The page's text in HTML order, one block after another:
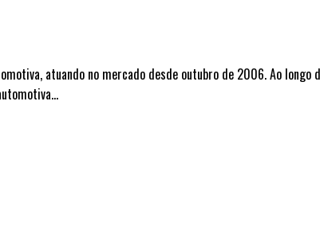
atuando no mercado desde outubro de 2006. Ao